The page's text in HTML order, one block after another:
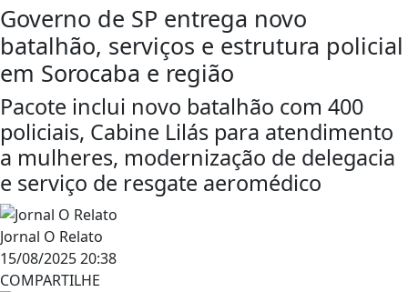
Governo de SP entrega novo
batalhão, serviços e estrutura policial
em Sorocaba e região
Pacote inclui novo batalhão com 400
policiais, Cabine Lilás para atendimento
a mulheres, modernização de delegacia
e serviço de resgate aeromédico
Jornal O Relato
15/08/2025 20:38
COMPARTILHE